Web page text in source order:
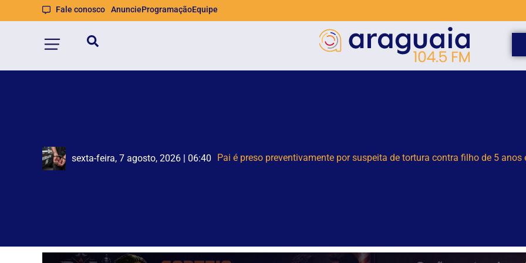
Fale conosco AnuncieProgramaçãoEquipe
sexta-feira, 7 agosto, 2026 | 06:40
sexta-feira, 7 agosto, 2026 | 06:38 STF su
Polícia Federal indicia 16 pessoas por queda de avião da Voepass